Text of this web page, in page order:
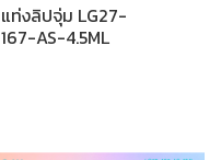
แท่งลิปจุ่ม LG27-
167-AS-4.5ML